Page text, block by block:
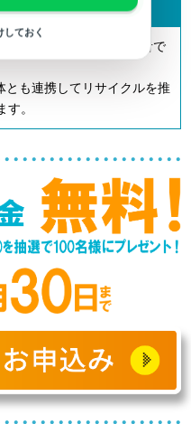
イクル法」の認定事業者で
も連携してリサイクルを推
す。
しておく